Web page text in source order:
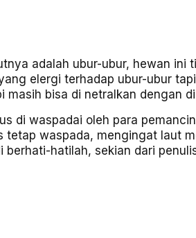
adalah ubur-ubur, hewan ini
elergi terhadap ubur-ubur
bisa di netralkan dengan
di waspadai oleh para
waspada, mengingat laut
hatilah, sekian dari